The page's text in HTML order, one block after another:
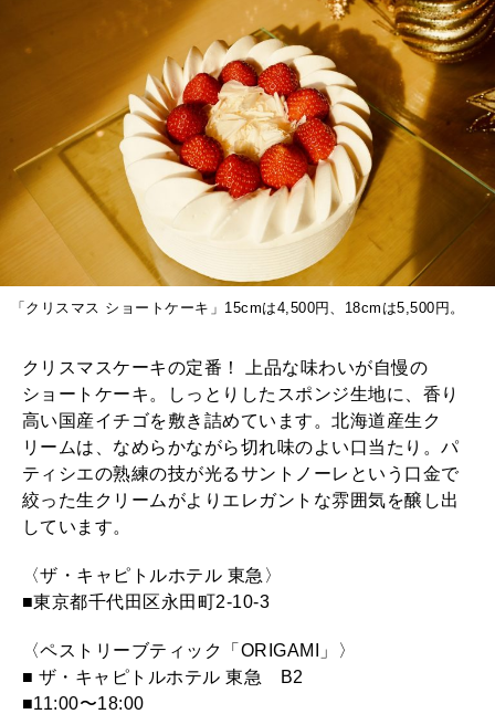
「クリスマス ショートケーキ」15cmは4,500円、18cmは5,500円。
クリスマスケーキの定番！ 上品な味わいが自慢の
ショートケーキ。しっとりしたスポンジ生地に、香り
高い国産イチゴを敷き詰めています。北海道産生ク
リームは、なめらかながら切れ味のよい口当たり。パ
ティシエの熟練の技が光るサントノーレという口金で
絞った生クリームがよりエレガントな雰囲気を醸し出
しています。
〈ザ・キャピトルホテル 東急〉
■東京都千代田区永田町2-10-3
〈ペストリーブティック「ORIGAMI」〉
■ ザ・キャピトルホテル 東急 B2
■11:00〜18:00